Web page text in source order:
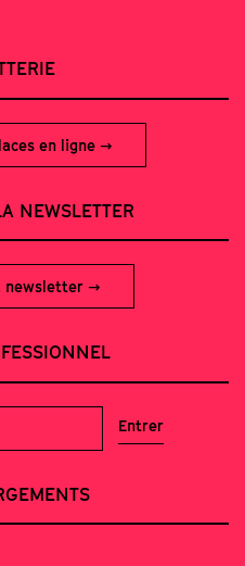
en ligne
NEWSLETTER
newsletter